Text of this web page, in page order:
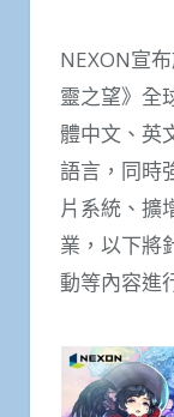
NEXON宣
靈之望》全
體中文、英
語言，同時
片系統、擴
業，以下將
動等內容進